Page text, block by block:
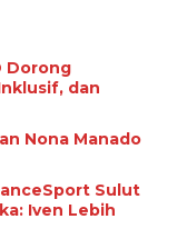
Dorong
dan
Nona Manado
Sulut
Iven Lebih